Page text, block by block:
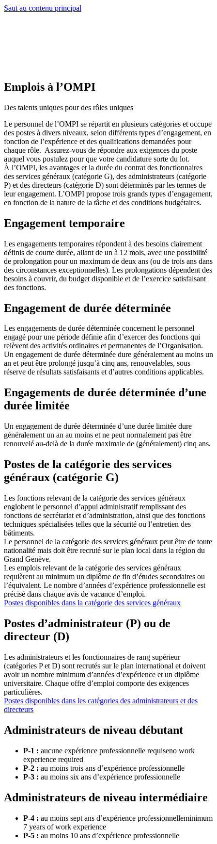
Saut au contenu principal
Emplois à l’OMPI
Des talents uniques pour des rôles uniques
Le personnel de l’OMPI se répartit en plusieurs catégories et occupe
des postes à divers niveaux, selon différents types d’engagement, en
fonction de l’expérience et des qualifications demandées pour
chaque rôle. Assurez-vous de répondre aux exigences du poste
auquel vous postulez pour que votre candidature sorte du lot.
À l’OMPI, les avantages et la durée du contrat des fonctionnaires
des services généraux (catégorie G), des administrateurs (catégorie
P) et des directeurs (catégorie D) sont déterminés par les termes de
leur engagement. L’OMPI propose trois grands types d’engagement,
en fonction de la nature de la tâche et des conditions budgétaires.
Engagement temporaire
Les engagements temporaires répondent à des besoins clairement
définis de courte durée, allant de un à 12 mois, avec une possibilité
de prolongation pour un maximum de deux ans (ou de trois ans dans
des circonstances exceptionnelles). Les prolongations dépendent des
besoins à couvrir, du budget disponible et de l’exercice satisfaisant
des fonctions.
Engagement de durée déterminée
Les engagements de durée déterminée concernent le personnel
engagé pour une période définie afin d’exercer des fonctions qui
relèvent des activités ordinaires et permanentes de l’Organisation.
Un engagement de durée déterminée dure généralement au moins un
an et peut être prolongé jusqu’à cinq ans, renouvelables, sous
réserve de résultats satisfaisants et d’autres conditions applicables.
Engagements de durée déterminée d’une
durée limitée
Un engagement de durée déterminée d’une durée limitée dure
généralement un an au moins et ne peut normalement pas être
renouvelé au-delà de la durée maximale de (généralement) cinq ans.
Postes de la catégorie des services
généraux (catégorie G)
Les fonctions relevant de la catégorie des services généraux
englobent le personnel d’appui administratif remplissant des
fonctions de secrétariat et d’administration, ainsi que des fonctions
techniques spécialisées telles que la sécurité ou l’entretien des
bâtiments.
Le personnel de la catégorie des services généraux peut être de toute
nationalité mais doit être recruté sur le plan local dans la région du
Grand Genève.
Les emplois relevant de la catégorie des services généraux
requièrent au minimum un diplôme de fin d’études secondaires ou
l’équivalent. Le nombre d’années d’expérience professionnelle est
précisé dans chaque avis de vacance d’emploi.
Postes disponibles dans la catégorie des services généraux
Postes d’administrateur (P) ou de
directeur (D)
Les administrateurs et les fonctionnaires de rang supérieur
(catégories P et D) sont recrutés sur le plan international et doivent
avoir un nombre minimum d’années d’expérience et un diplôme
universitaire. Chaque offre d’emploi comporte des exigences
particulières.
Postes disponibles dans les catégories des administrateurs et des
directeurs
Administrateurs de niveau débutant
P-1 : ​​​​​​​aucune expérience professionnelle requiseno work
experience required
P-2 : au moins trois ans d’expérience professionnelle
P-3 : au moins six ans d’expérience professionnelle
Administrateurs de niveau intermédiaire
P-4 : ​​​​​​​au moins sept ans d’expérience professionnelleminimum
7 years of work experience
P-5 : ​​​​​​​au moins 10 ans d’expérience professionnelle